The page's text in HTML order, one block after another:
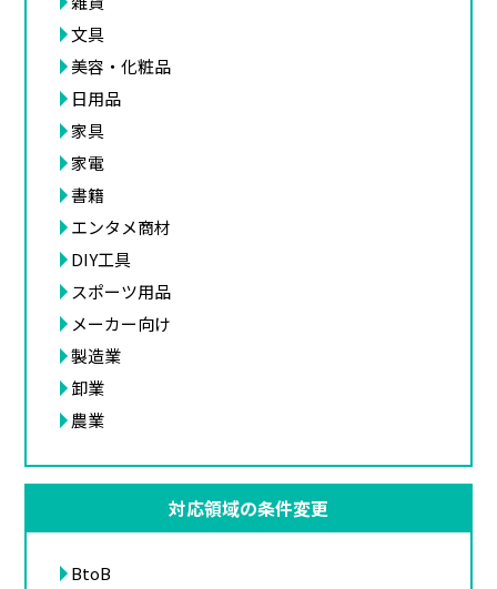
文具
美容・化粧品
日用品
家具
家電
書籍
エンタメ商材
DIY工具
スポーツ用品
メーカー向け
製造業
卸業
農業
対応領域の条件変更
BtoB